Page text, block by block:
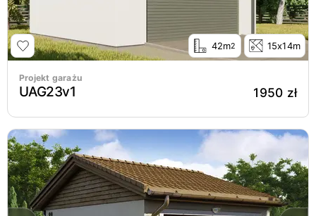
42m2 15x14m
Projekt garażu
UAG23v1 1950 zł